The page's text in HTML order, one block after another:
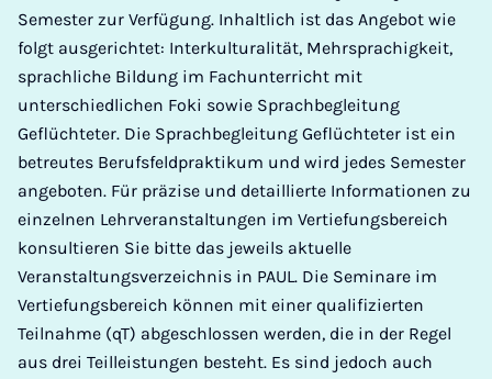
Semester zur Verfügung. Inhaltlich ist das Angebot wie
folgt ausgerichtet: Interkulturalität, Mehrsprachigkeit,
sprachliche Bildung im Fachunterricht mit
unterschiedlichen Foki sowie Sprachbegleitung
Geflüchteter. Die Sprachbegleitung Geflüchteter ist ein
betreutes Berufsfeldpraktikum und wird jedes Semester
angeboten. Für präzise und detaillierte Informationen zu
einzelnen Lehrveranstaltungen im Vertiefungsbereich
konsultieren Sie bitte das jeweils aktuelle
Veranstaltungsverzeichnis in PAUL. Die Seminare im
Vertiefungsbereich können mit einer qualifizierten
Teilnahme (qT) abgeschlossen werden, die in der Regel
aus drei Teilleistungen besteht. Es sind jedoch auch